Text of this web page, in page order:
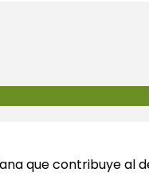
que contribuye